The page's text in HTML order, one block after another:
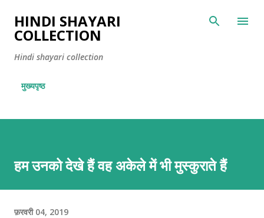
सीधे मुख्य सामग्री पर जाएं
HINDI SHAYARI
COLLECTION
Hindi shayari collection
मुख्यपृष्ठ
हम उनको देखे हैं वह अकेले में भी मुस्कुराते हैं
फ़रवरी 04, 2019